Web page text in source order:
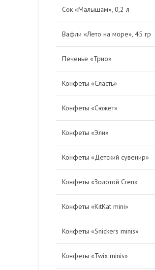
Сок «Малышам», 0,2 л
Вафли «Лето на море», 45 гр
Печенье «Трио»
Конфеты «Сласть»
Конфеты «Сюжет»
Конфеты «Эли»
Конфеты «Детский сувенир»
Конфеты «Золотой Степ»
Конфеты «KitKat mini»
Конфеты «Snickers minis»
Конфеты «Twix minis»